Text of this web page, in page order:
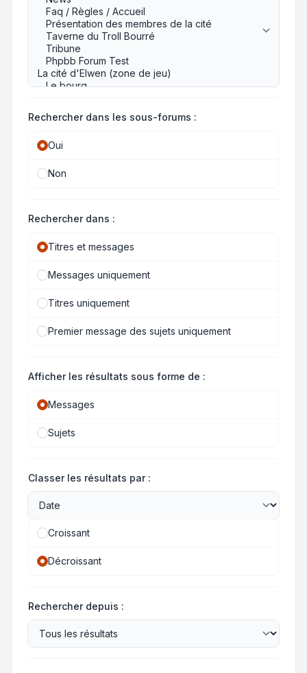
Rechercher dans les sous-forums :
Oui
Non
Rechercher dans :
Titres et messages
Messages uniquement
Titres uniquement
Premier message des sujets uniquement
Afficher les résultats sous forme de :
Messages
Sujets
Classer les résultats par :
Croissant
Décroissant
Rechercher depuis :